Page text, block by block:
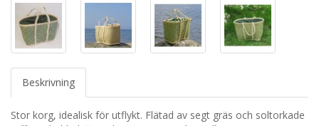
Beskrivning
Stor korg, idealisk för utflykt. Flätad av segt gräs och soltorkade